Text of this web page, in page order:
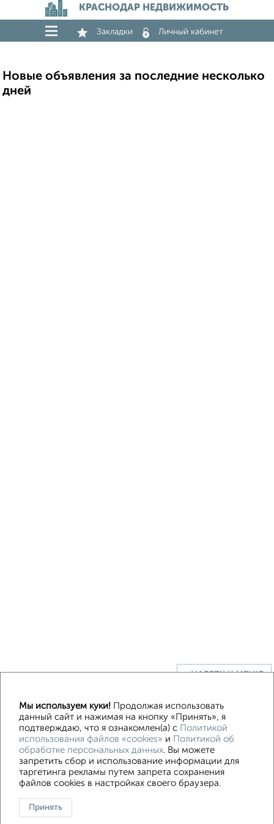
КРАСНОДАР НЕДВИЖИМОСТЬ
Закладки Личный кабинет
Новые объявления за последние несколько
дней
↑ НАВЕРХ К МЕНЮ
Контакты
Политика конфиденциальности
Пользовательское соглашение
Краснодар, улица 40 лет Победы 403
© 2015–2026
Сайт-доска объявлений недвижимости
Реклама на портале
Новости Статьи Блог Риэлторы
Агентства
Застройщики
Ипотечный калькулятор
Скачать приложение
Мы используем куки! Продолжая использовать
данный сайт и нажимая на кнопку «Принять», я
подтверждаю, что я ознакомлен(а) с Политикой
использования файлов «cookies» и Политикой об
обработке персональных данных. Вы можете
запретить сбор и использование информации для
таргетинга рекламы путем запрета сохранения
файлов cookies в настройках своего браузера.
Принять